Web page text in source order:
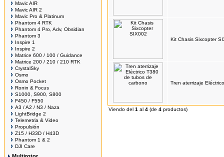
Mavic AIR
Mavic AIR 2
Mavic Pro & Platinum
Phantom 4 RTK
Phantom 4 Pro, Adv, Obsidian
Phantom 3
Inspire 1
Inspire 2
Matrice 600 / 100 / Guidance
Matrice 200 / 210 / 210 RTK
CrystalSky
Osmo
Osmo Pocket
Ronin & Focus
S1000, S900, S800
F450 / F550
A3 / A2 / N3 / Naza
LightBridge 2
Telemetria & Video
Propulsión
Z15 / H33D / H43D
Phantom 1 & 2
DJI Care
Kit Chasis Sixcopter
Tren aterrizaje
Viendo del 1 al 4 (de 4 productos)